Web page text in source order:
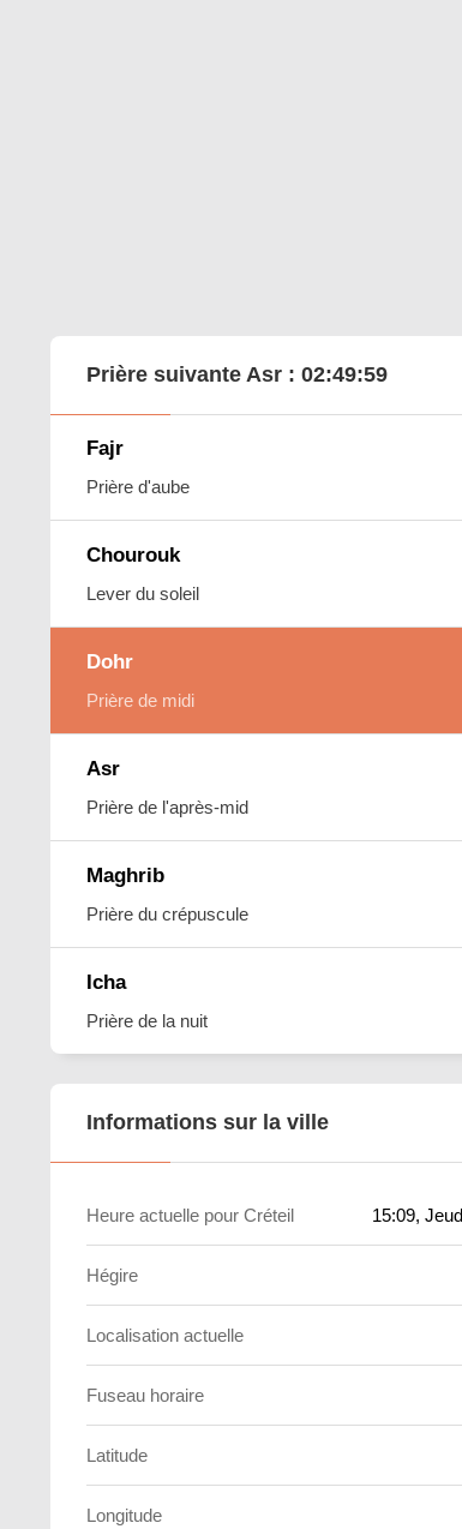
Prière suivante Asr : 02:49:58
Fajr
Prière d'aube
Chourouk
Lever du soleil
Dohr
Prière de midi
Asr
Prière de l'après-mid
Maghrib
Prière du crépuscule
Icha
Prière de la nuit
Informations sur la ville
Heure actuelle pour Créteil 15:09,
Hégire
Localisation actuelle
Fuseau horaire
Latitude
Longitude